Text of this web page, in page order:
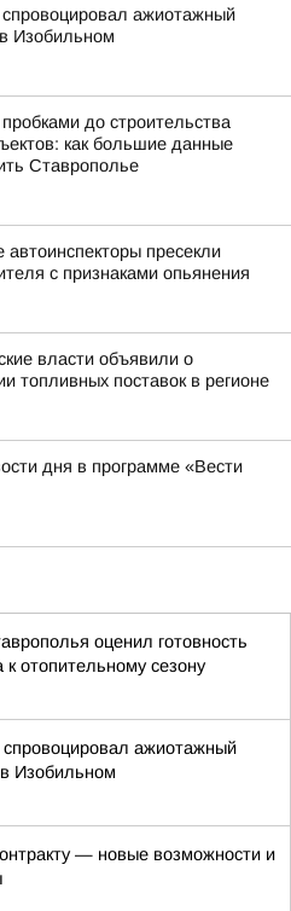
ажиотажный
Изобильном
до строительства
как большие данные
Ставрополье
автоинспекторы пресекли
с признаками опьянения
власти объявили о
топливных поставок в регионе
дня в программе «Вести
оценил готовность
к отопительному сезону
ажиотажный
Изобильном
— новые возможности и